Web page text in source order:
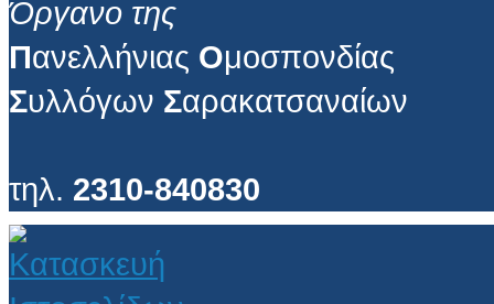
Όργανο της
Πανελλήνιας Ομοσπονδίας
Συλλόγων Σαρακατσαναίων
τηλ. 2310-840830